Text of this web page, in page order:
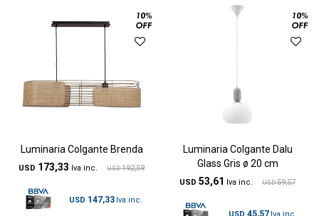
Luminaria Colgante Brenda
USD 173,33 USD 192,59
USD 147,33
Luminaria Colgante Dalu
Glass Gris ø 20 cm
USD 53,61 USD 59,57
USD 45,57